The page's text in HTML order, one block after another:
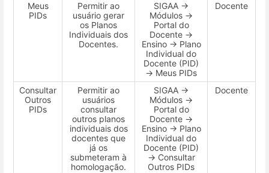
Meus
PIDs
Permitir ao
usuário gerar
os Planos
Individuais dos
Docentes.
SIGAA →
Módulos →
Portal do
Docente →
Ensino → Plano
Individual do
Docente (PID)
→ Meus PIDs
Docente
Consultar
Outros
PIDs
Permitir ao
usuários
consultar
outros planos
individuais dos
docentes que
já os
submeteram à
homologação.
SIGAA →
Módulos →
Portal do
Docente →
Ensino → Plano
Individual do
Docente (PID)
→ Consultar
Outros PIDs
Docente